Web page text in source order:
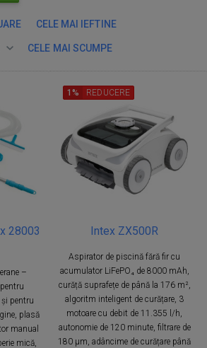
CELE MAI IEFTINE
CELE MAI SCUMPE
28003
–
pentru
plasă
manual
mică,
Intex ZX500R
Aspirator de piscină fără fir cu
acumulator LiFePO₄ de 8000 mAh,
curăță suprafețe de până la 176 m²,
algoritm inteligent de curățare, 3
motoare cu debit de 11.355 l/h,
autonomie de 120 minute, filtrare de
180 μm, adâncime de curățare până
1% REDUCERE